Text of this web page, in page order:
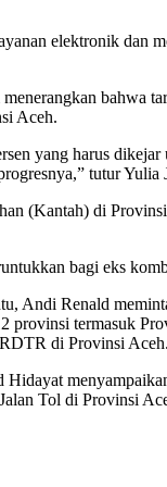
elektronik dan
bahwa
Aceh.
yang harus
tutur
(Kantah) di
bagi eks
Andi Renald
termasuk
RDTR di Provinsi
Tol di Provinsi